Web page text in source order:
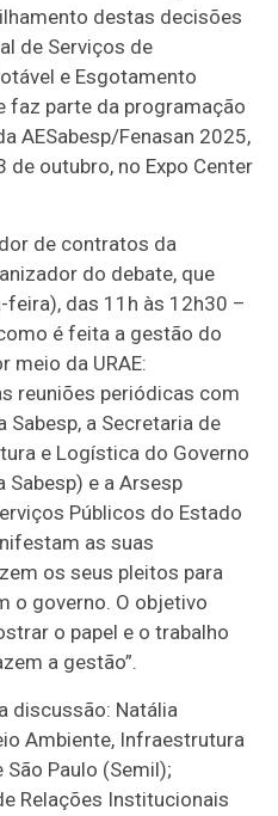
destas decisões
de Serviços de
e Esgotamento
faz parte da programação
AESabesp/Fenasan 2025,
de outubro, no Expo Center
de contratos da
do debate, que
das 11h às 12h30 –
é feita a gestão do
meio da URAE:
reuniões periódicas com
a Secretaria de
e Logística do Governo
Sabesp) e a Arsesp
Públicos do Estado
as suas
os seus pleitos para
o governo. O objetivo
o papel e o trabalho
a gestão”.
discussão: Natália
Ambiente, Infraestrutura
Paulo (Semil);
Relações Institucionais